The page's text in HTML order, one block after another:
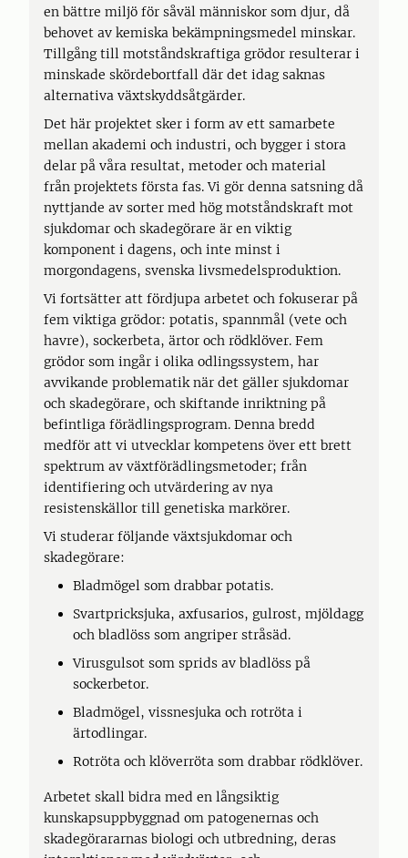
en bättre miljö för såväl människor som djur, då
behovet av kemiska bekämpningsmedel minskar.
Tillgång till motståndskraftiga grödor resulterar i
minskade skördebortfall där det idag saknas
alternativa växtskyddsåtgärder.
Det här projektet sker i form av ett samarbete
mellan akademi och industri, och bygger i stora
delar på våra resultat, metoder och material
från projektets första fas. Vi gör denna satsning då
nyttjande av sorter med hög motståndskraft mot
sjukdomar och skadegörare är en viktig
komponent i dagens, och inte minst i
morgondagens, svenska livsmedelsproduktion.
Vi fortsätter att fördjupa arbetet och fokuserar på
fem viktiga grödor: potatis, spannmål (vete och
havre), sockerbeta, ärtor och rödklöver. Fem
grödor som ingår i olika odlingssystem, har
avvikande problematik när det gäller sjukdomar
och skadegörare, och skiftande inriktning på
befintliga förädlingsprogram. Denna bredd
medför att vi utvecklar kompetens över ett brett
spektrum av växtförädlingsmetoder; från
identifiering och utvärdering av nya
resistenskällor till genetiska markörer.
Vi studerar följande växtsjukdomar och
skadegörare:
Bladmögel som drabbar potatis.
Svartpricksjuka, axfusarios, gulrost, mjöldagg
och bladlöss som angriper stråsäd.
Virusgulsot som sprids av bladlöss på
sockerbetor.
Bladmögel, vissnesjuka och rotröta i
ärtodlingar.
Rotröta och klöverröta som drabbar rödklöver.
Arbetet skall bidra med en långsiktig
kunskapsuppbyggnad om patogenernas och
skadegörararnas biologi och utbredning, deras